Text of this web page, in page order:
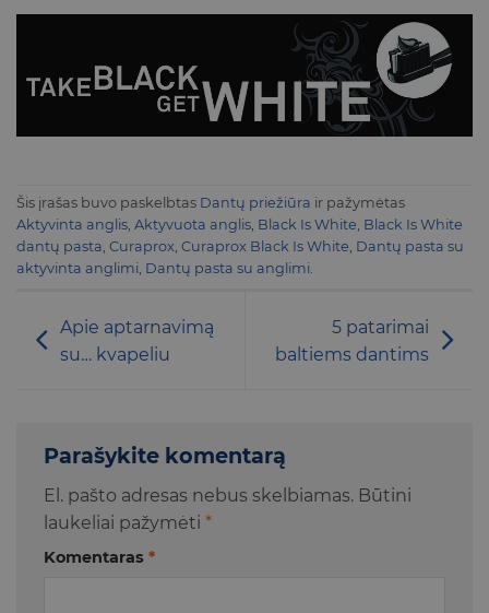
Šis įrašas buvo paskelbtas Dantų priežiūra ir pažymėtas
Aktyvinta anglis, Aktyvuota anglis, Black Is White, Black Is White
dantų pasta, Curaprox, Curaprox Black Is White, Dantų pasta su
aktyvinta anglimi, Dantų pasta su anglimi.
Apie aptarnavimą
su… kvapeliu
5 patarimai
baltiems dantims
Parašykite komentarą
El. pašto adresas nebus skelbiamas. Būtini
laukeliai pažymėti *
Komentaras *